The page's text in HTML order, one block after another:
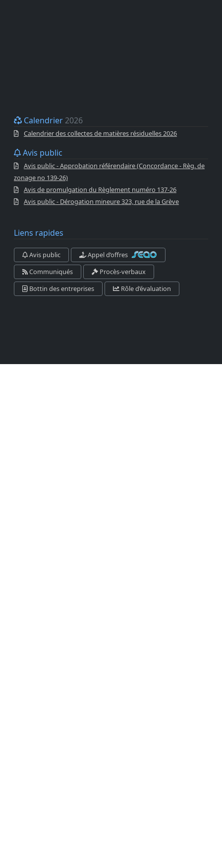
Liens rapides
Avis public
Appel d’offres
Communiqués
Procès-verbaux
Bottin des entreprises
Rôle d’évaluation
Calendrier 2026
Calendrier des collectes de matières résiduelles 2026
Avis public
Avis public - Approbation référendaire (Concordance - Règ. de
zonage no 139-26)
Avis de promulgation du Règlement numéro 137-26
Avis public - Dérogation mineure 323, rue de la Grève